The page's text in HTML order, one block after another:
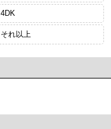
4DK
それ以上